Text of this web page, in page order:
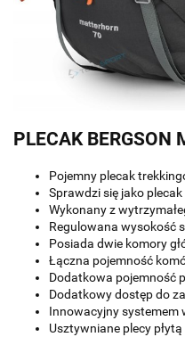
PLECAK BERGSON
Pojemny plecak
Sprawdzi się jako
Wykonany z
Regulowana wysokość
Posiada dwie komory
Łączna pojemność
Dodatkowa pojemność
Dodatkowy dostęp do
Innowacyjny systemem
Usztywniane plecy